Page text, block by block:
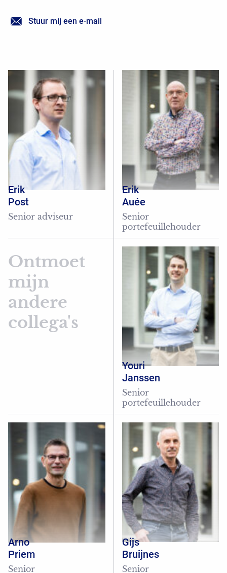
Stuur mij een e-mail
Erik
Post
Senior adviseur
Erik
Auée
Senior
portefeuillehouder
Ontmoet
mijn
andere
collega's
Youri
Janssen
Senior
portefeuillehouder
Arno
Priem
Senior
Gijs
Bruijnes
Senior